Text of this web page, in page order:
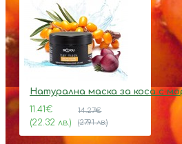
Натурална маска за коса с
11.41€
(22.32 лв.)
14.27€
(27.91 лв.)